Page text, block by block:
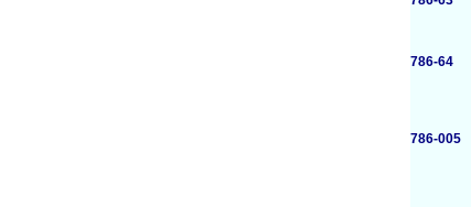
786-64
786-005